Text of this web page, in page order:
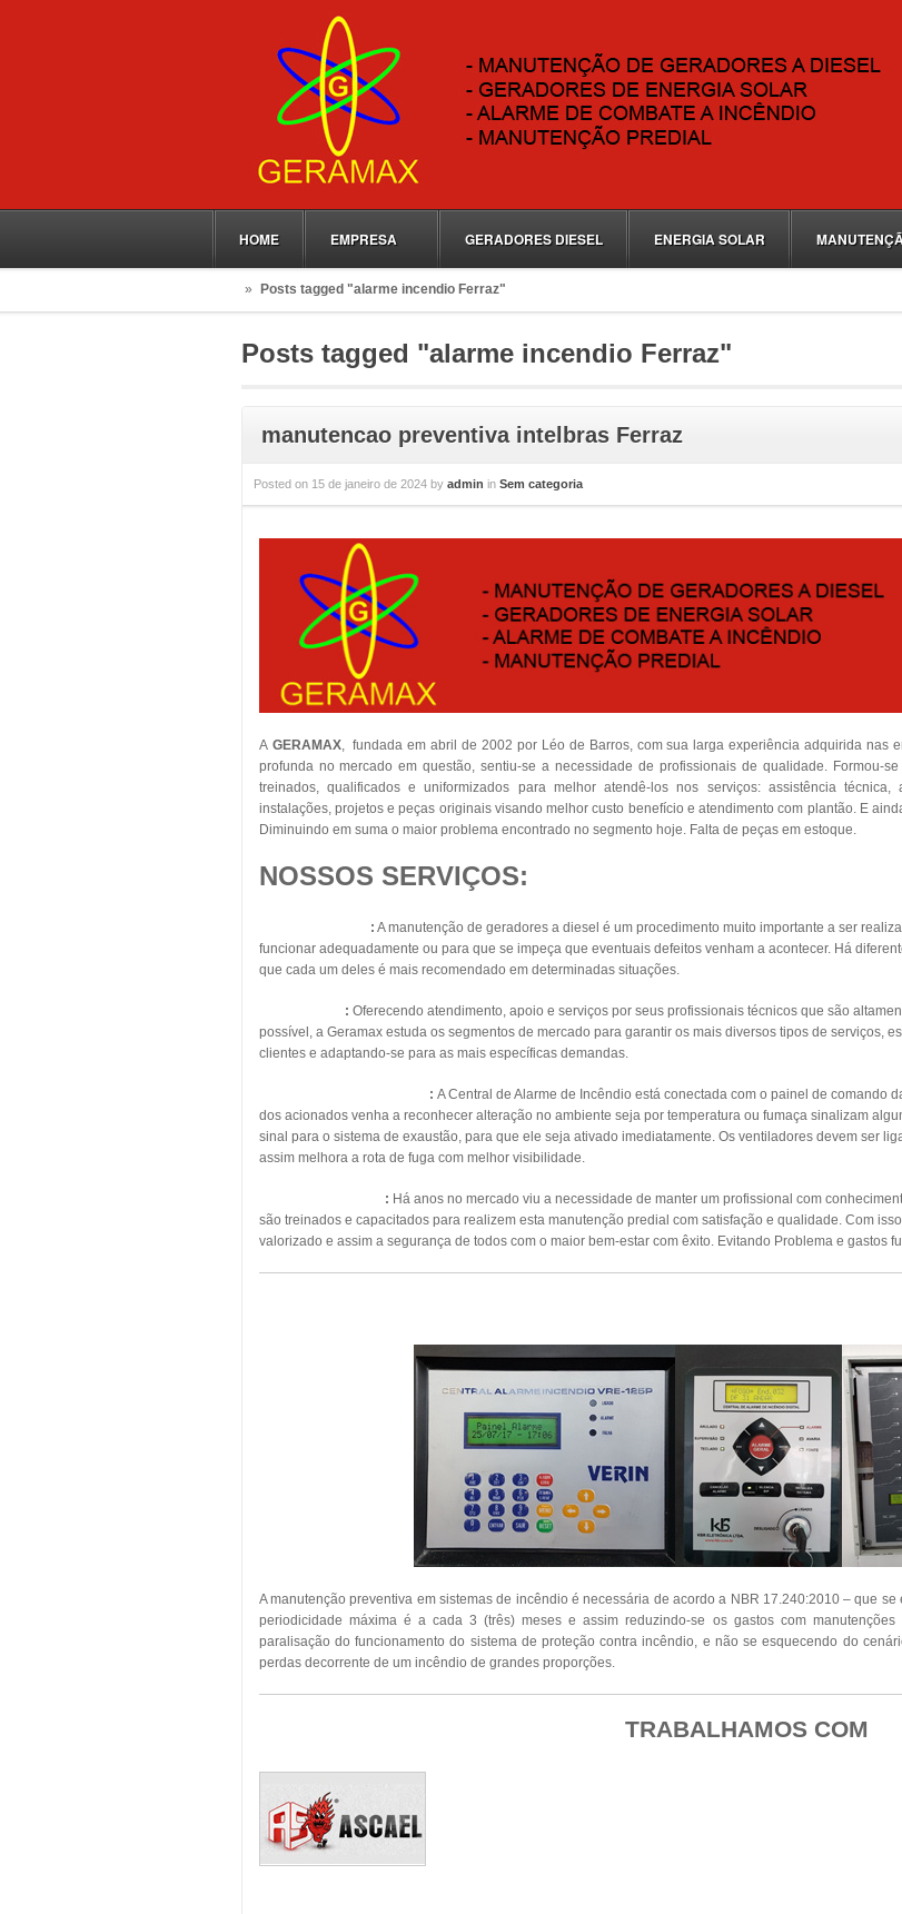
HOME EMPRESA GERADORES DIESEL ENERGIA SOLAR
» Posts tagged "alarme incendio Ferraz"
Posts tagged "alarme incendio Ferraz"
manutencao preventiva intelbras Ferraz
Posted on 15 de janeiro de 2024 by admin in Sem categoria
A GERAMAX, fundada em abril de 2002 por Léo de Barros, com sua larga experiência adquirida nas
profunda no mercado em questão, sentiu-se a necessidade de profissionais de qualidade. Formou-
treinados, qualificados e uniformizados para melhor atendê-los nos serviços: assistência técnica,
instalações, projetos e peças originais visando melhor custo benefício e atendimento com plantão. E
Diminuindo em suma o maior problema encontrado no segmento hoje. Falta de peças em estoque.
NOSSOS SERVIÇOS:
: A manutenção de geradores a diesel é um procedimento muito importante a ser
funcionar adequadamente ou para que se impeça que eventuais defeitos venham a acontecer. Há
que cada um deles é mais recomendado em determinadas situações.
: Oferecendo atendimento, apoio e serviços por seus profissionais técnicos que são
possível, a Geramax estuda os segmentos de mercado para garantir os mais diversos tipos de serviços,
clientes e adaptando-se para as mais específicas demandas.
: A Central de Alarme de Incêndio está conectada com o painel de comando
dos acionados venha a reconhecer alteração no ambiente seja por temperatura ou fumaça sinalizam
sinal para o sistema de exaustão, para que ele seja ativado imediatamente. Os ventiladores devem ser
assim melhora a rota de fuga com melhor visibilidade.
: Há anos no mercado viu a necessidade de manter um profissional com
são treinados e capacitados para realizem esta manutenção predial com satisfação e qualidade. Com
valorizado e assim a segurança de todos com o maior bem-estar com êxito. Evitando Problema e gastos
A manutenção preventiva em sistemas de incêndio é necessária de acordo a NBR 17.240:2010 – que
periodicidade máxima é a cada 3 (três) meses e assim reduzindo-se os gastos com manutenções
paralisação do funcionamento do sistema de proteção contra incêndio, e não se esquecendo do
perdas decorrente de um incêndio de grandes proporções.
TRABALHAMOS COM